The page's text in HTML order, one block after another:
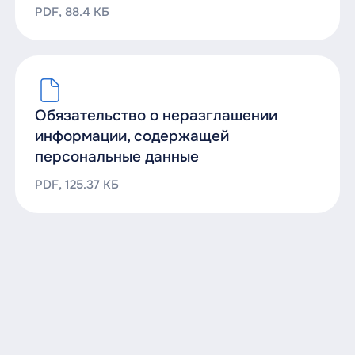
PDF, 88.4 КБ
Обязательство о неразглашении
информации, содержащей
персональные данные
PDF, 125.37 КБ